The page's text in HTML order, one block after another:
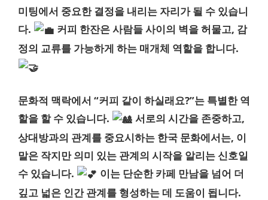
미팅에서 중요한 결정을 내리는 자리가 될 수 있습니
다.
커피 한잔은 사람들 사이의 벽을 허물고, 감
정의 교류를 가능하게 하는 매개체 역할을 합니다.
문화적 맥락에서 “커피 같이 하실래요?”는 특별한 역
할을 할 수 있습니다.
서로의 시간을 존중하고,
상대방과의 관계를 중요시하는 한국 문화에서는, 이
말은 작지만 의미 있는 관계의 시작을 알리는 신호일
수 있습니다.
이는 단순한 카페 만남을 넘어 더
깊고 넓은 인간 관계를 형성하는 데 도움이 됩니다.